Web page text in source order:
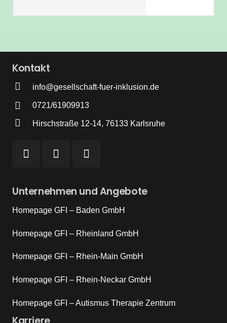
Kontakt
info@gesellschaft-fuer-inklusion.de
0721/61909913
Hirschstraße 12-14, 76133 Karlsruhe
Unternehmen und Angebote
Homepage GFI – Baden GmbH
Homepage GFI – Rheinland GmbH
Homepage GFI – Rhein-Main GmbH
Homepage GFI – Rhein-Neckar GmbH
Homepage GFI – Autismus Therapie Zentrum